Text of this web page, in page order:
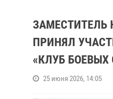
ЗАМЕСТИТЕЛЬ
ПРИНЯЛ
«КЛУБ БОЕВЫХ
25 июня 2026, 14:05